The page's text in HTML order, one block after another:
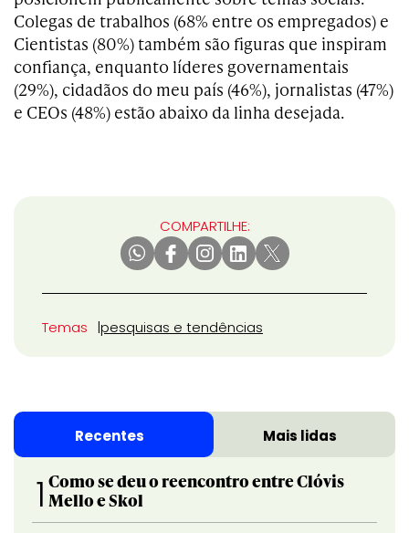
Colegas de trabalhos (68% entre os empregados) e
Cientistas (80%) também são figuras que inspiram
confiança, enquanto líderes governamentais
(29%), cidadãos do meu país (46%), jornalistas (47%)
e CEOs (48%) estão abaixo da linha desejada.
COMPARTILHE:
Temas pesquisas e tendências
Recentes Mais lidas
1 Como se deu o reencontro entre Clóvis
Mello e Skol